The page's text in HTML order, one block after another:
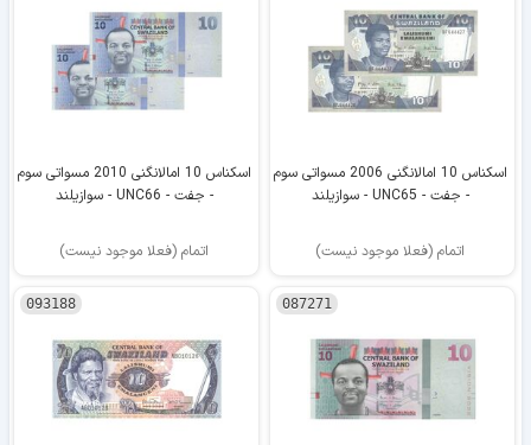
اسکناس 10 امالانگنی 2006 مسواتی سوم
- جفت - UNC65 - سوازیلند
اتمام (فعلا موجود نیست)
اسکناس 10 امالانگنی 2010 مسواتی سوم
- جفت - UNC66 - سوازیلند
اتمام (فعلا موجود نیست)
087271
093188